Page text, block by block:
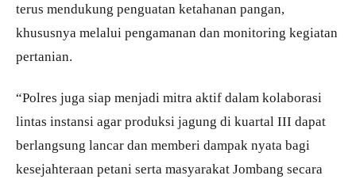
terus mendukung penguatan ketahanan pangan,
khususnya melalui pengamanan dan monitoring kegiatan
pertanian.
“Polres juga siap menjadi mitra aktif dalam kolaborasi
lintas instansi agar produksi jagung di kuartal III dapat
berlangsung lancar dan memberi dampak nyata bagi
kesejahteraan petani serta masyarakat Jombang secara